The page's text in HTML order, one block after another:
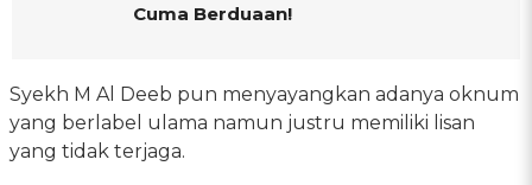
Cuma Berduaan!
Syekh M Al Deeb pun menyayangkan adanya oknum
yang berlabel ulama namun justru memiliki lisan
yang tidak terjaga.